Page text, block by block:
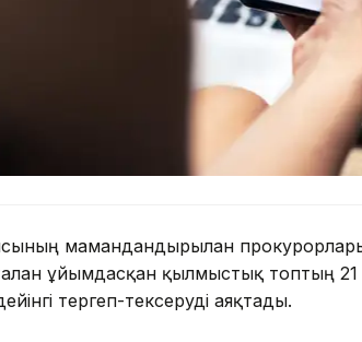
мамандандырылған прокурорлары
ұйымдасқан қылмыстық топтың
тергеп-тексеруді аяқтады.